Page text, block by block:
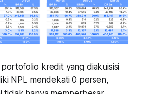
portofolio kredit yang diakuisisi
NPL mendekati 0 persen,